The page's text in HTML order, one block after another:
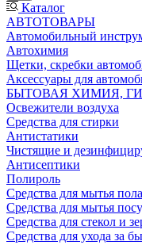
Каталог
АВТОТОВАРЫ
Автомобильный
Автохимия
Щетки, скребки
Аксессуары для
БЫТОВАЯ ХИМИЯ,
Освежители воздуха
Средства для стирки
Антистатики
Чистящие и
Антисептики
Полироль
Средства для мытья пола
Средства для мытья
Средства для стекол и
Средства для ухода за